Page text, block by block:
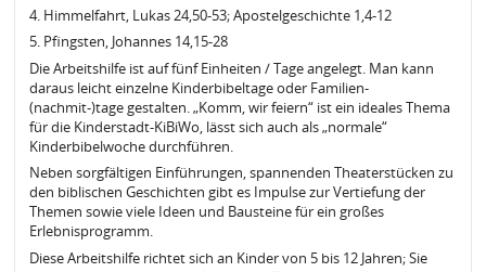
4. Himmelfahrt, Lukas 24,50-53; Apostelgeschichte 1,4-12
5. Pfingsten, Johannes 14,15-28
Die Arbeitshilfe ist auf fünf Einheiten / Tage angelegt. Man kann
daraus leicht einzelne Kinderbibeltage oder Familien-
(nachmit-)tage gestalten. „Komm, wir feiern“ ist ein ideales Thema
für die Kinderstadt-KiBiWo, lässt sich auch als „normale“
Kinderbibelwoche durchführen.
Neben sorgfältigen Einführungen, spannenden Theaterstücken zu
den biblischen Geschichten gibt es Impulse zur Vertiefung der
Themen sowie viele Ideen und Bausteine für ein großes
Erlebnisprogramm.
Diese Arbeitshilfe richtet sich an Kinder von 5 bis 12 Jahren; Sie